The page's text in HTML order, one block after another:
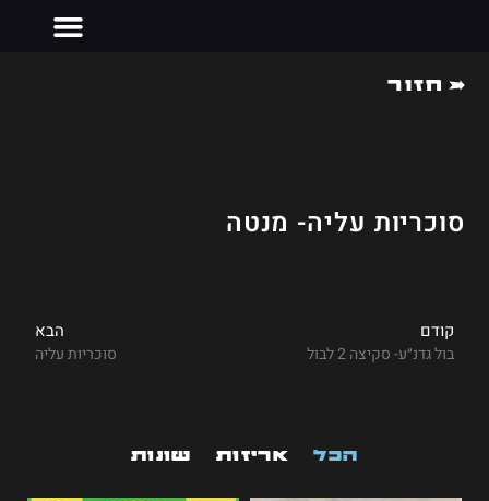
חזור
סוכריות עליה- מנטה
הבא
סוכריות עליה
קודם
בול גדנ״ע- סקיצה 2 לבול
הכל אריזות שונות